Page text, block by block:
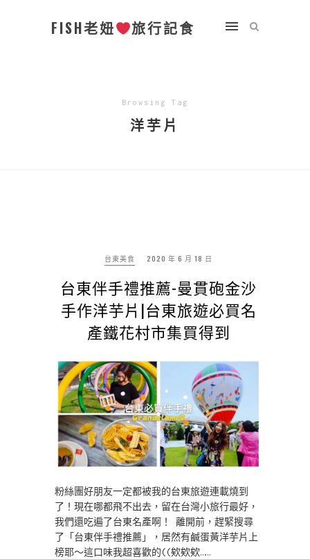
FISH老妞 旅行記食
Browsing Tag
洋芋片
台東美食 2020 年 6 月 18 日
台東伴手禮推薦-曼貫砲金沙
手作洋芋片|台東旅遊必買名
產鐵花村市集買得到
粉絲團好朋友一定都被我的台東旅遊連載燒到
了！現在哪都飛不出去，留在台灣小旅行最好，
我們還吃遍了台東名產啊！ 離開前，趕緊搜尋
了「台東伴手禮推薦」，居然有鹹蛋黃洋芋片上
榜耶～這口味我超喜歡的((欸欸欸……